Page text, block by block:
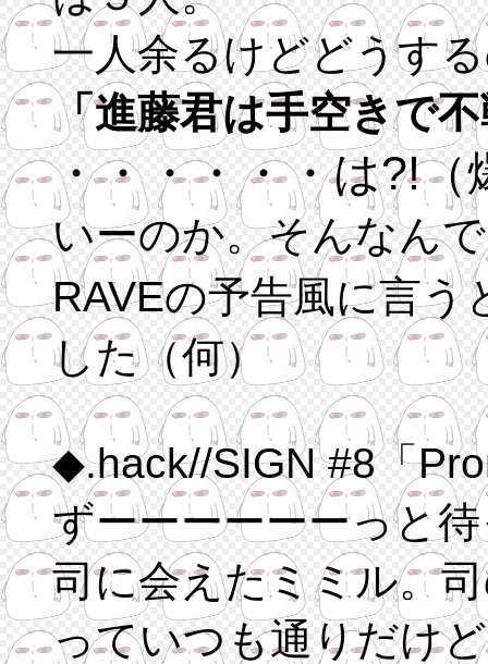
一人余るけどどうす
「進藤君は手空きで
・・・・・・は?!（
いーのか。そんなん
RAVEの予告風に言う
した（何）
◆.hack//SIGN
ずーーーーーーっと
司に会えたミミル。
っていつも通りだけ